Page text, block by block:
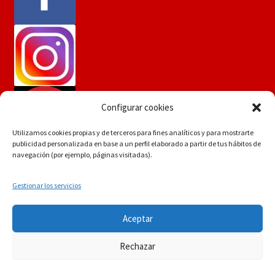
Configurar cookies
Utilizamos cookies propias y de terceros para fines analíticos y para mostrarte
publicidad personalizada en base a un perfil elaborado a partir de tus hábitos de
navegación (por ejemplo, páginas visitadas).
Gestionar los servicios
Aceptar
Rechazar
Si tiene dudas consúltenos a
info.martinflores@gmail.com , mensaje de whatsapp
644352942 o en el 954271687
POLÍTICA DE PRIVACIDAD
Construido con